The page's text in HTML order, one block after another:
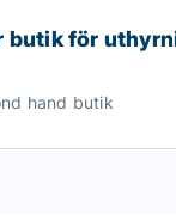
för uthyrning i
butik för
hand butik